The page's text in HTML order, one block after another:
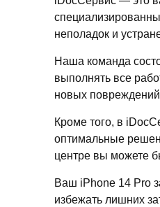
неполадок и
Наша команда
выполнять все
новых
Кроме того, в
оптимальные
центре вы можете
Ваш iPhone 14 Pro
избежать лишних